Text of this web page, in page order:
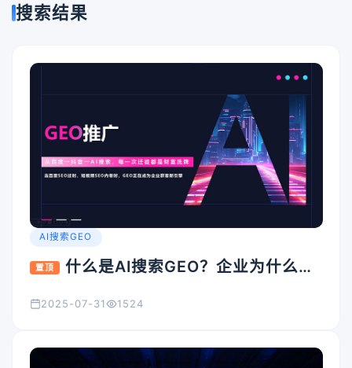
搜索结果
AI搜索GEO
置顶
什么是AI搜索GEO？企业为什么要
2025-07-31 1524